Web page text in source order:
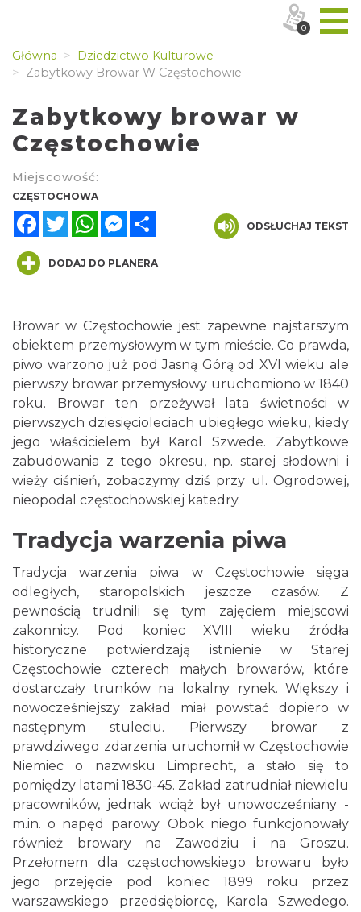
Główna
Dziedzictwo Kulturowe
Zabytkowy Browar W Częstochowie
Zabytkowy browar w
Częstochowie
Miejscowość:
CZĘSTOCHOWA
FacebookTwitterWhatsAppMessenger
ODSŁUCHAJ TEKST
DODAJ DO PLANERA
Browar w Częstochowie jest zapewne najstarszym
obiektem przemysłowym w tym mieście. Co prawda,
piwo warzono już pod Jasną Górą od XVI wieku ale
pierwszy browar przemysłowy uruchomiono w 1840
roku. Browar ten przeżywał lata świetności w
pierwszych dziesięcioleciach ubiegłego wieku, kiedy
jego właścicielem był Karol Szwede. Zabytkowe
zabudowania z tego okresu, np. starej słodowni i
wieży ciśnień, zobaczymy dziś przy ul. Ogrodowej,
nieopodal częstochowskiej katedry.
Tradycja warzenia piwa
Tradycja warzenia piwa w Częstochowie sięga
odległych, staropolskich jeszcze czasów. Z
pewnością trudnili się tym zajęciem miejscowi
zakonnicy. Pod koniec XVIII wieku źródła
historyczne potwierdzają istnienie w Starej
Częstochowie czterech małych browarów, które
dostarczały trunków na lokalny rynek. Większy i
nowocześniejszy zakład miał powstać dopiero w
następnym stuleciu. Pierwszy browar z
prawdziwego zdarzenia uruchomił w Częstochowie
Niemiec o nazwisku Limprecht, a stało się to
pomiędzy latami 1830-45. Zakład zatrudniał niewielu
pracowników, jednak wciąż był unowocześniany -
m.in. o napęd parowy. Obok niego funkcjonowały
również browary na Zawodziu i na Groszu.
Przełomem dla częstochowskiego browaru było
jego przejęcie pod koniec 1899 roku przez
warszawskiego przedsiębiorcę, Karola Szwedego.
0